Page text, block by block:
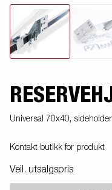
Universal 70x40,
Kontakt butikk for produkt
Veil. utsalgspris